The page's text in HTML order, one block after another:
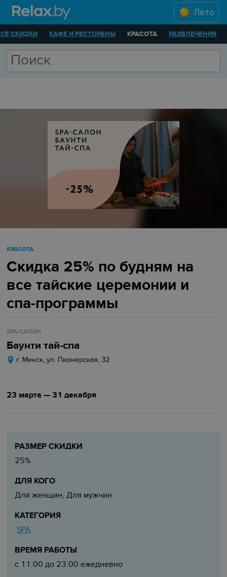
Лето
СКИДКИ КАФЕ И РЕСТОРАНЫ КРАСОТА РАЗВЛЕЧЕНИЯ
КРАСОТА
Скидка 25% по будням на
все тайские церемонии и
спа-программы
SPA-САЛОН
Баунти тай-спа
г. Минск, ул. Пионерская, 32
23 марта — 31 декабря
РАЗМЕР СКИДКИ
25%
ДЛЯ КОГО
Для женщин, Для мужчин
КАТЕГОРИЯ
SPA
ВРЕМЯ РАБОТЫ
с 11:00 до 23:00 ежедневно